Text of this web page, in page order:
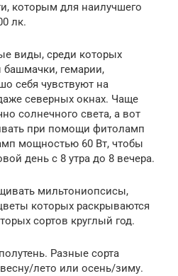
которым для наилучшего
лк.
виды, среди которых
гемарии,
себя чувствуют на
северных окнах. Чаще
солнечного света, а вот
при помощи фитоламп
мощностью 60 Вт, чтобы
день с 8 утра до 8 вечера.
мильтониопсисы,
которых раскрываются
сортов круглый год.
Разные сорта
лето или осень/зиму.